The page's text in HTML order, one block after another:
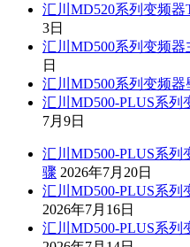
汇川MD520系列变频
3日
汇川MD500系列变频
日
汇川MD500系列变频
汇川MD500-PLUS系列
7月9日
汇川MD500-PLUS系
骤 2026年7月20日
汇川MD500-PLUS系
2026年7月16日
汇川MD500-PLUS系列